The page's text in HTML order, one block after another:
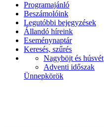
Programajánló
Beszámolóink
Legutóbbi bejegyzések
Állandó híreink
Eseménynaptár
Keresés, szűrés
Nagyböjt és húsvét
Adventi időszak
Ünnepkörök